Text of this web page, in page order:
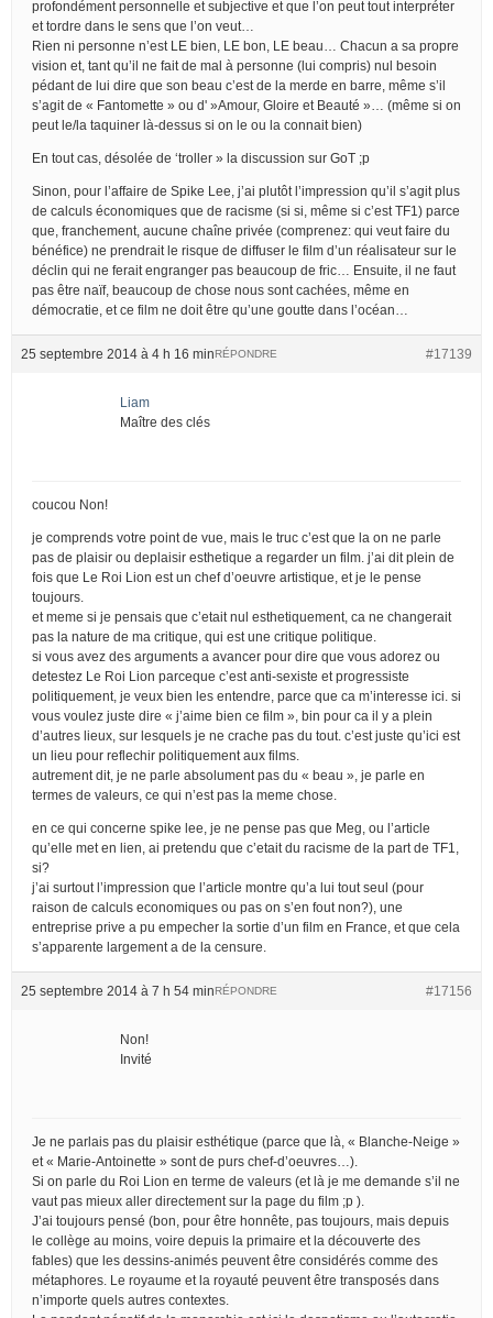
profondément personnelle et subjective et que l’on peut tout interpréter
et tordre dans le sens que l’on veut…
Rien ni personne n’est LE bien, LE bon, LE beau… Chacun a sa propre
vision et, tant qu’il ne fait de mal à personne (lui compris) nul besoin
pédant de lui dire que son beau c’est de la merde en barre, même s’il
s’agit de « Fantomette » ou d' »Amour, Gloire et Beauté »… (même si on
peut le/la taquiner là-dessus si on le ou la connait bien)
En tout cas, désolée de ‘troller » la discussion sur GoT ;p
Sinon, pour l’affaire de Spike Lee, j’ai plutôt l’impression qu’il s’agit plus
de calculs économiques que de racisme (si si, même si c’est TF1) parce
que, franchement, aucune chaîne privée (comprenez: qui veut faire du
bénéfice) ne prendrait le risque de diffuser le film d’un réalisateur sur le
déclin qui ne ferait engranger pas beaucoup de fric… Ensuite, il ne faut
pas être naïf, beaucoup de chose nous sont cachées, même en
démocratie, et ce film ne doit être qu’une goutte dans l’océan…
25 septembre 2014 à 4 h 16 min #17139
RÉPONDRE
Liam
Maître des clés
coucou Non!
je comprends votre point de vue, mais le truc c’est que la on ne parle
pas de plaisir ou deplaisir esthetique a regarder un film. j’ai dit plein de
fois que Le Roi Lion est un chef d’oeuvre artistique, et je le pense
toujours.
et meme si je pensais que c’etait nul esthetiquement, ca ne changerait
pas la nature de ma critique, qui est une critique politique.
si vous avez des arguments a avancer pour dire que vous adorez ou
detestez Le Roi Lion parceque c’est anti-sexiste et progressiste
politiquement, je veux bien les entendre, parce que ca m’interesse ici. si
vous voulez juste dire « j’aime bien ce film », bin pour ca il y a plein
d’autres lieux, sur lesquels je ne crache pas du tout. c’est juste qu’ici est
un lieu pour reflechir politiquement aux films.
autrement dit, je ne parle absolument pas du « beau », je parle en
termes de valeurs, ce qui n’est pas la meme chose.
en ce qui concerne spike lee, je ne pense pas que Meg, ou l’article
qu’elle met en lien, ai pretendu que c’etait du racisme de la part de TF1,
si?
j’ai surtout l’impression que l’article montre qu’a lui tout seul (pour
raison de calculs economiques ou pas on s’en fout non?), une
entreprise prive a pu empecher la sortie d’un film en France, et que cela
s’apparente largement a de la censure.
25 septembre 2014 à 7 h 54 min #17156
RÉPONDRE
Non!
Invité
Je ne parlais pas du plaisir esthétique (parce que là, « Blanche-Neige »
et « Marie-Antoinette » sont de purs chef-d’oeuvres…).
Si on parle du Roi Lion en terme de valeurs (et là je me demande s’il ne
vaut pas mieux aller directement sur la page du film ;p ).
J’ai toujours pensé (bon, pour être honnête, pas toujours, mais depuis
le collège au moins, voire depuis la primaire et la découverte des
fables) que les dessins-animés peuvent être considérés comme des
métaphores. Le royaume et la royauté peuvent être transposés dans
n’importe quels autres contextes.